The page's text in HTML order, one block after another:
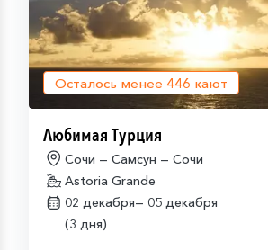
Осталось менее 446 кают
Любимая Турция
Сочи — Самсун — Сочи
Astoria Grande
02 декабря— 05 декабря
(3 дня)